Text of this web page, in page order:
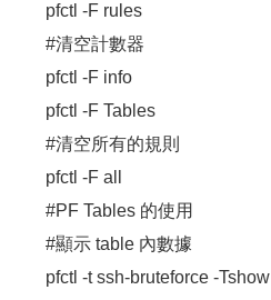
pfctl -F rules
#清空計數器
pfctl -F info
pfctl -F Tables
#清空所有的規則
pfctl -F all
#PF Tables 的使用
#顯示 table 內數據
pfctl -t ssh-bruteforce -Tshow